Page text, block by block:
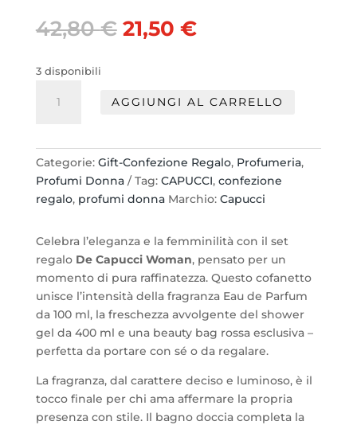
42,80€ Il
prezzo
42,80 €.
21,50 €Il
21,50 €.
3 disponibili
Set:
EDP
100ml.
Gel
400ml.
Beauty
quantità
AGGIUNGI AL CARRELLO
Categorie: Gift-Confezione Regalo, Profumeria,
Profumi Donna
Tag: CAPUCCI, confezione
regalo, profumi donna Marchio: Capucci
Celebra l’eleganza e la femminilità con il set
regalo De Capucci Woman, pensato per un
momento di pura raffinatezza. Questo cofanetto
unisce l’intensità della fragranza Eau de Parfum
da 100 ml, la freschezza avvolgente del shower
gel da 400 ml e una beauty bag rossa esclusiva –
perfetta da portare con sé o da regalare.
La fragranza, dal carattere deciso e luminoso, è il
tocco finale per chi ama affermare la propria
presenza con stile. Il bagno doccia completa la